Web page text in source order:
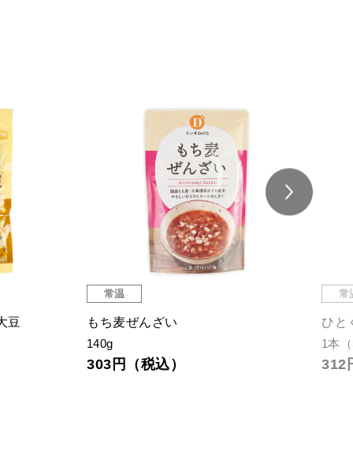
豆
常温
もち麦ぜんざい
140g
303円（税込）
常
ひと
1本
312